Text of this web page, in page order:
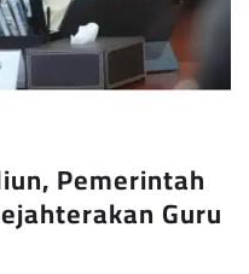
Pemerintah
Guru